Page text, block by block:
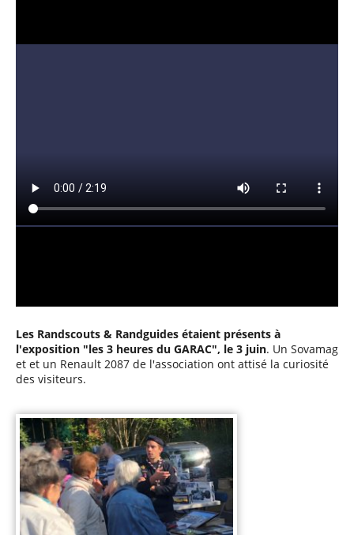
Les Randscouts & Randguides étaient présents à
l'exposition "les 3 heures du GARAC", le 3 juin. Un Sovamag
et et un Renault 2087 de l'association ont attisé la curiosité
des visiteurs.